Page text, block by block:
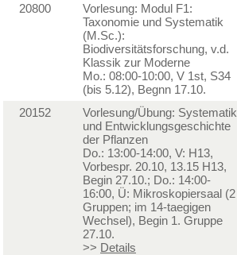
20800
Vorlesung: Modul F1:
Taxonomie und Systematik
(M.Sc.):
Biodiversitätsforschung, v.d.
Klassik zur Moderne
Mo.: 08:00-10:00, V 1st, S34
(bis 5.12), Begnn 17.10.
20152
Vorlesung/Übung: Systematik
und Entwicklungsgeschichte
der Pflanzen
Do.: 13:00-14:00, V: H13,
Vorbespr. 20.10, 13.15 H13,
Begin 27.10.; Do.: 14:00-
16:00, Ü: Mikroskopiersaal (2
Gruppen; im 14-taegigen
Wechsel), Begin 1. Gruppe
27.10.
>> Details